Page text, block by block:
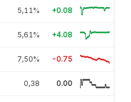
5,11% +0.08
5,61% +4.08
7,50% -0.75
0,38 0.00